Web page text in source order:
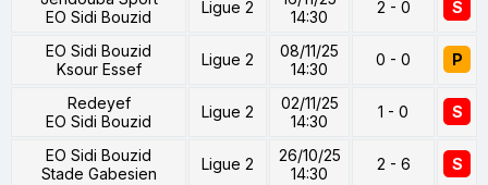
EO Sidi Bouzid
Ligue 2
14:30
2 - 0 S
EO Sidi Bouzid
Ksour Essef
Ligue 2
08/11/25
14:30
0 - 0 P
Redeyef
EO Sidi Bouzid
Ligue 2
02/11/25
14:30
1 - 0 S
EO Sidi Bouzid
Stade Gabesien
Ligue 2
26/10/25
14:30
2 - 6 S